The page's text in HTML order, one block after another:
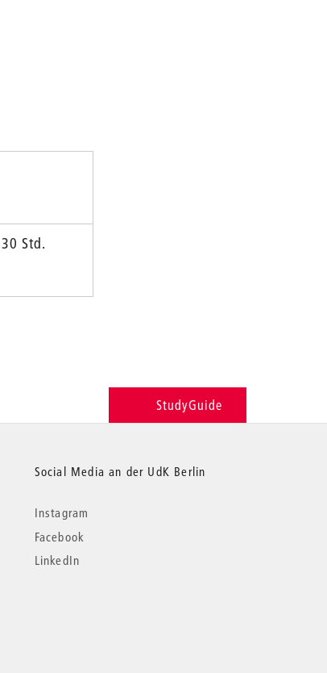
Std.
StudyGuide
Social Media an der UdK Berlin
Instagram
Facebook
LinkedIn